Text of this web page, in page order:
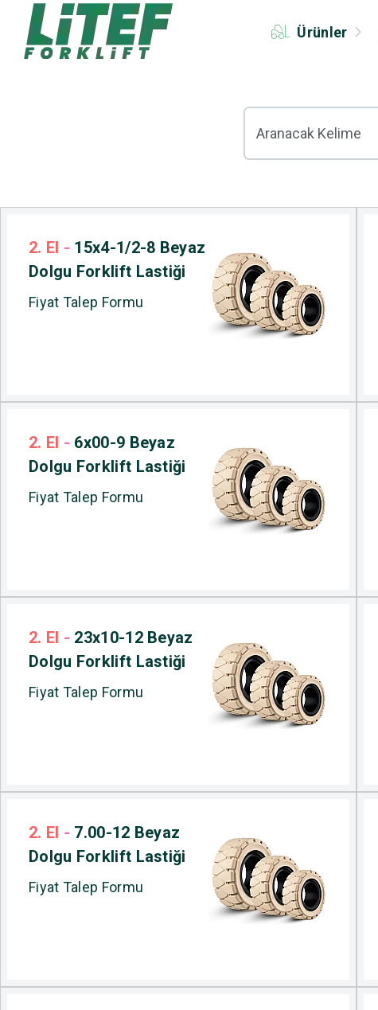
Ürünler
2. El - 15x4-1/2-8 Beyaz
Dolgu Forklift Lastiği
Fiyat Talep Formu
2. El - 6x00-9 Beyaz
Dolgu Forklift Lastiği
Fiyat Talep Formu
2. El - 23x10-12 Beyaz
Dolgu Forklift Lastiği
Fiyat Talep Formu
2. El - 7.00-12 Beyaz
Dolgu Forklift Lastiği
Fiyat Talep Formu